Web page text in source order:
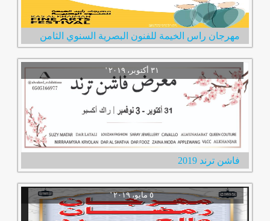
مهرجان راس الخيمة للفنون البصرية السنوي الثامن
فاشن ترند 2019
‏٥ مايو، ٢٠١٩‏ ‏'‏